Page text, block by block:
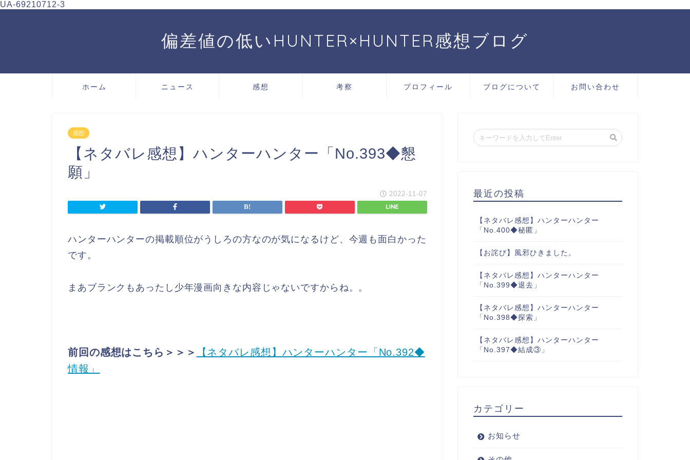
UA-69210712-3
偏差値の低いHUNTER×HUNTER感想ブログ
ホーム ニュース 感想 考察 プロフィール ブログについて お問い合わせ
感想
【ネタバレ感想】ハンターハンター「No.393◆懇
願」
2022-11-07
ハンターハンターの掲載順位がうしろの方なのが気になるけど、今週も面白かった
です。
まあブランクもあったし少年漫画向きな内容じゃないですからね。。
前回の感想はこちら＞＞＞
【ネタバレ感想】ハンターハンター「No.392◆
情報」
最近の投稿
【ネタバレ感想】ハンターハンター
「No.400◆秘匿」
【お詫び】風邪ひきました。
【ネタバレ感想】ハンターハンター
「No.399◆退去」
【ネタバレ感想】ハンターハンター
「No.398◆探索」
【ネタバレ感想】ハンターハンター
「No.397◆結成③」
カテゴリー
お知らせ